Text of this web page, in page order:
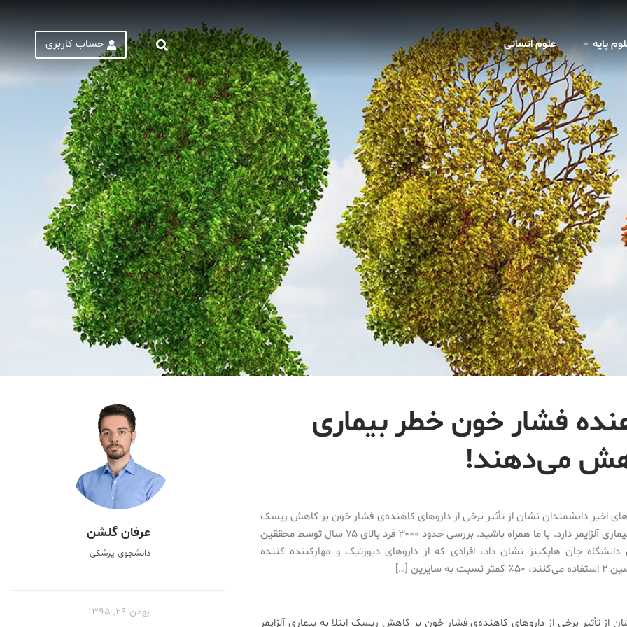
پايه علوم انسانی حساب کاربری
فشار خون خطر بیماری
می‌دهند!
اخیر دانشمندان نشان از تأثیر برخی از دارو‌های کاهنده‌ی فشار خون بر کاهش ریسک
ابتلا به بیماری آلزایمر دارد. با ما همراه باشید. بررسی حدود ۳۰۰۰ فرد بالای ۷۵ سال توسط محققین
دانشگاه جان هاپکینز نشان داد، افرادی که از دارو‌های دیورتیک و مهار‌کننده کننده
نسبت به سایرین […]
تأثیر برخی از دارو‌های کاهنده‌ی فشار خون بر کاهش ریسک ابتلا به بیماری آلزایمر
عرفان گلشن
دانشجوی پزشکی
بهمن ۲۹, ۱۳۹۵